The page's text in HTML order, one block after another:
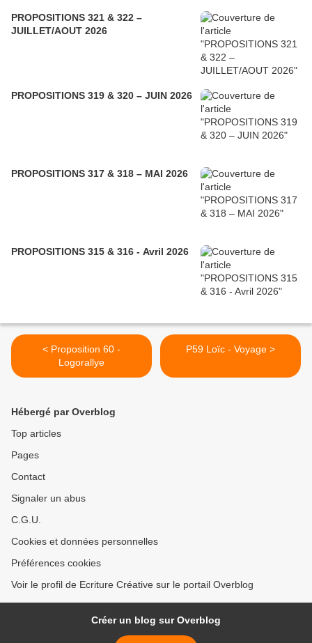
PROPOSITIONS 321 & 322 –
JUILLET/AOUT 2026
PROPOSITIONS 319 & 320 – JUIN 2026
PROPOSITIONS 317 & 318 – MAI 2026
PROPOSITIONS 315 & 316 - Avril 2026
< Proposition 60 -
Logorallye
P59 Loïc - Voyage >
Hébergé par Overblog
Top articles
Pages
Contact
Signaler un abus
C.G.U.
Cookies et données personnelles
Préférences cookies
Voir le profil de Ecriture Créative sur le portail Overblog
Créer un blog sur Overblog